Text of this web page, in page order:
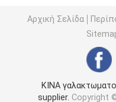
Μονο και
Monostearate
Αρχική Σελίδα
ΚΙΝΑ
supplier. Copyright